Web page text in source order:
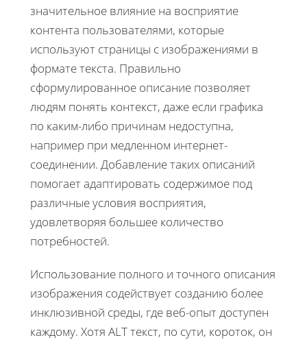
значительное влияние на восприятие
контента пользователями, которые
используют страницы с изображениями в
формате текста. Правильно
сформулированное описание позволяет
людям понять контекст, даже если графика
по каким-либо причинам недоступна,
например при медленном интернет-
соединении. Добавление таких описаний
помогает адаптировать содержимое под
различные условия восприятия,
удовлетворяя большее количество
потребностей.
Использование полного и точного описания
изображения содействует созданию более
инклюзивной среды, где веб-опыт доступен
каждому. Хотя ALT текст, по сути, короток, он